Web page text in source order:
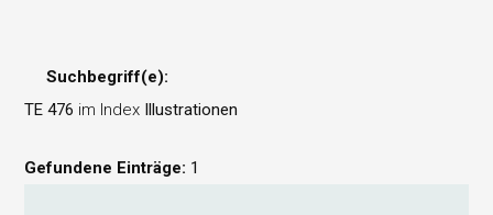
Suchbegriff(e):
TE 476 im Index Illustrationen
Gefundene Einträge: 1